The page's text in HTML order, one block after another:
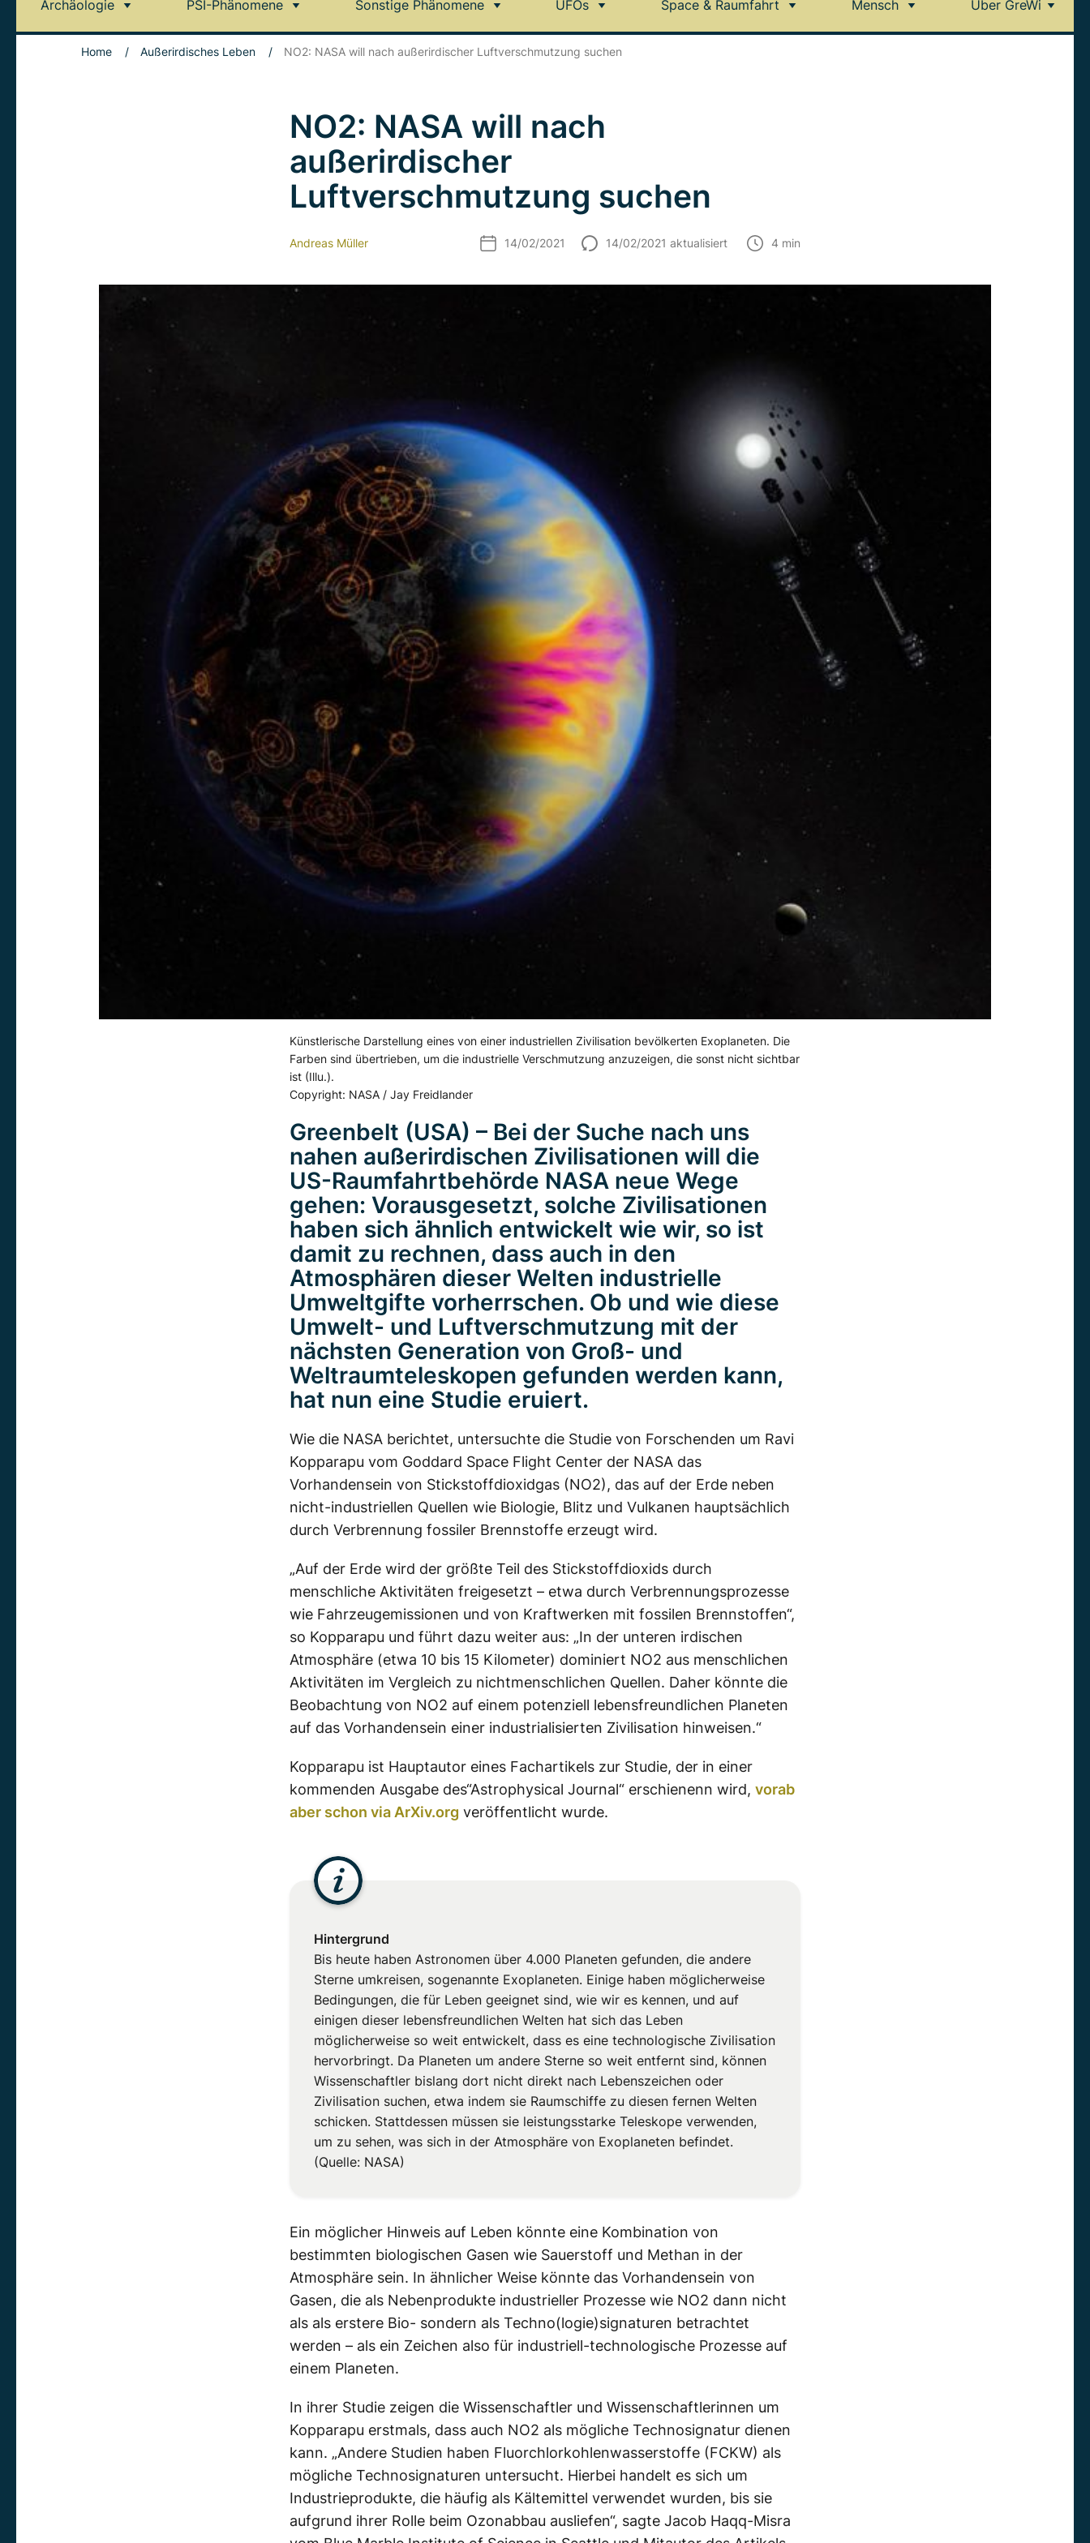
Archäologie PSI-Phänomene Sonstige Phänomene UFOs Space & Raumfahrt Mensch Über GreWi
Home / Außerirdisches Leben / NO2: NASA will nach außerirdischer Luftverschmutzung suchen
NO2: NASA will nach
außerirdischer
Luftverschmutzung suchen
Andreas Müller 14/02/2021 14/02/2021 aktualisiert 4 min
Künstlerische Darstellung eines von einer industriellen Zivilisation bevölkerten Exoplaneten. Die
Farben sind übertrieben, um die industrielle Verschmutzung anzuzeigen, die sonst nicht sichtbar
ist (Illu.).
Copyright: NASA / Jay Freidlander
Greenbelt (USA) – Bei der Suche nach uns
nahen außerirdischen Zivilisationen will die
US-Raumfahrtbehörde NASA neue Wege
gehen: Vorausgesetzt, solche Zivilisationen
haben sich ähnlich entwickelt wie wir, so ist
damit zu rechnen, dass auch in den
Atmosphären dieser Welten industrielle
Umweltgifte vorherrschen. Ob und wie diese
Umwelt- und Luftverschmutzung mit der
nächsten Generation von Groß- und
Weltraumteleskopen gefunden werden kann,
hat nun eine Studie eruiert.
Wie die NASA berichtet, untersuchte die Studie von Forschenden um Ravi
Kopparapu vom Goddard Space Flight Center der NASA das
Vorhandensein von Stickstoffdioxidgas (NO2), das auf der Erde neben
nicht-industriellen Quellen wie Biologie, Blitz und Vulkanen hauptsächlich
durch Verbrennung fossiler Brennstoffe erzeugt wird.
„Auf der Erde wird der größte Teil des Stickstoffdioxids durch
menschliche Aktivitäten freigesetzt – etwa durch Verbrennungsprozesse
wie Fahrzeugemissionen und von Kraftwerken mit fossilen Brennstoffen“,
so Kopparapu und führt dazu weiter aus: „In der unteren irdischen
Atmosphäre (etwa 10 bis 15 Kilometer) dominiert NO2 aus menschlichen
Aktivitäten im Vergleich zu nichtmenschlichen Quellen. Daher könnte die
Beobachtung von NO2 auf einem potenziell lebensfreundlichen Planeten
auf das Vorhandensein einer industrialisierten Zivilisation hinweisen.“
Kopparapu ist Hauptautor eines Fachartikels zur Studie, der in einer
kommenden Ausgabe des“Astrophysical Journal“ erschienenn wird, vorab
aber schon via ArXiv.org veröffentlicht wurde.
Hintergrund
Bis heute haben Astronomen über 4.000 Planeten gefunden, die andere
Sterne umkreisen, sogenannte Exoplaneten. Einige haben möglicherweise
Bedingungen, die für Leben geeignet sind, wie wir es kennen, und auf
einigen dieser lebensfreundlichen Welten hat sich das Leben
möglicherweise so weit entwickelt, dass es eine technologische Zivilisation
hervorbringt. Da Planeten um andere Sterne so weit entfernt sind, können
Wissenschaftler bislang dort nicht direkt nach Lebenszeichen oder
Zivilisation suchen, etwa indem sie Raumschiffe zu diesen fernen Welten
schicken. Stattdessen müssen sie leistungsstarke Teleskope verwenden,
um zu sehen, was sich in der Atmosphäre von Exoplaneten befindet.
(Quelle: NASA)
Ein möglicher Hinweis auf Leben könnte eine Kombination von
bestimmten biologischen Gasen wie Sauerstoff und Methan in der
Atmosphäre sein. In ähnlicher Weise könnte das Vorhandensein von
Gasen, die als Nebenprodukte industrieller Prozesse wie NO2 dann nicht
als als erstere Bio- sondern als Techno(logie)signaturen betrachtet
werden – als ein Zeichen also für industriell-technologische Prozesse auf
einem Planeten.
In ihrer Studie zeigen die Wissenschaftler und Wissenschaftlerinnen um
Kopparapu erstmals, dass auch NO2 als mögliche Technosignatur dienen
kann. „Andere Studien haben Fluorchlorkohlenwasserstoffe (FCKW) als
mögliche Technosignaturen untersucht. Hierbei handelt es sich um
Industrieprodukte, die häufig als Kältemittel verwendet wurden, bis sie
aufgrund ihrer Rolle beim Ozonabbau ausliefen“, sagte Jacob Haqq-Misra